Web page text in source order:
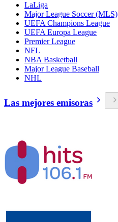
LaLiga
Major League Soccer (MLS)
UEFA Champions League
UEFA Europa League
Premier League
NFL
NBA Basketball
Major League Baseball
NHL
Las mejores emisoras